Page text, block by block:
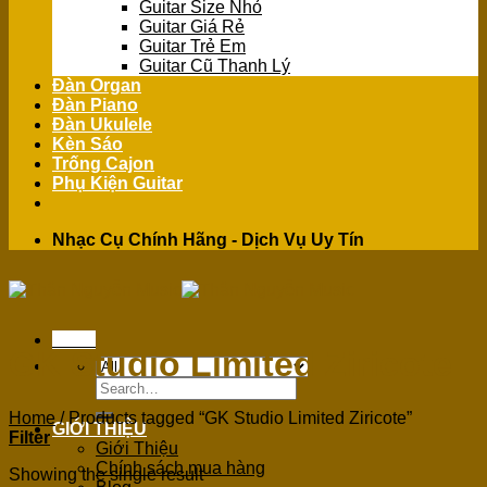
Guitar Size Nhỏ
Guitar Giá Rẻ
Guitar Trẻ Em
Guitar Cũ Thanh Lý
Đàn Organ
Đàn Piano
Đàn Ukulele
Kèn Sáo
Trống Cajon
Phụ Kiện Guitar
Nhạc Cụ Chính Hãng - Dịch Vụ Uy Tín
Search
for:
GIỚI THIỆU
Giới Thiệu
Chính sách mua hàng
GK Studio Limited Ziricote
Home /Products tagged “GK Studio Limited Ziricote”
Filter
Showing the single result